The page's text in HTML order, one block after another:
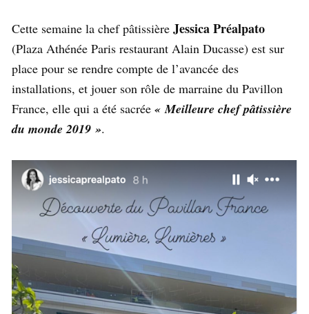
Cette semaine la chef pâtissière Jessica Préalpato
(Plaza Athénée Paris restaurant Alain Ducasse) est sur
place pour se rendre compte de l’avancée des
installations, et jouer son rôle de marraine du Pavillon
France, elle qui a été sacrée « Meilleure chef pâtissière
du monde 2019 ».